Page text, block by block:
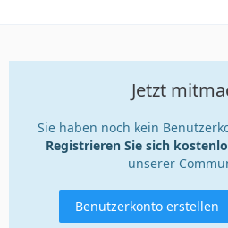
Jetzt
Sie haben noch kein
Registrieren Sie sich
unserer
Benutzerkonto erstellen